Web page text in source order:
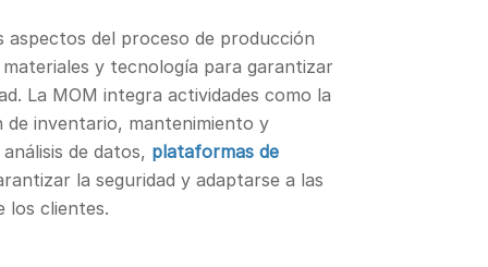
del proceso de producción
y tecnología para garantizar
La MOM integra actividades como la
inventario, mantenimiento y
de datos, plataformas de
la seguridad y adaptarse a las
los clientes.